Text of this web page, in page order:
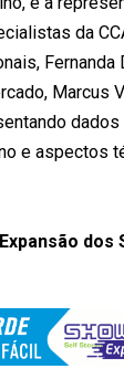
da
Fernanda
Marcus
e aspectos
dos